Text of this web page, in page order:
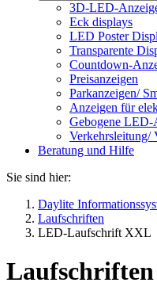
3D-LED-
Eck displays
LED Poster
Transparente
Countdown-
Preisanzeigen
Parkanzeigen/
Anzeigen für
Gebogene LED-
Verkehrsleitung/
Beratung und Hilfe
Sie sind hier:
Daylite
Laufschriften
LED-Laufschrift XXL